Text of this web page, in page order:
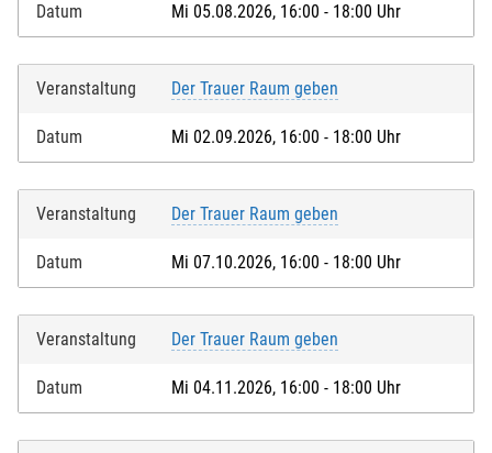
Datum Mi 05.08.2026, 16:00 - 18:00 Uhr
Veranstaltung Der Trauer Raum geben
Datum Mi 02.09.2026, 16:00 - 18:00 Uhr
Veranstaltung Der Trauer Raum geben
Datum Mi 07.10.2026, 16:00 - 18:00 Uhr
Veranstaltung Der Trauer Raum geben
Datum Mi 04.11.2026, 16:00 - 18:00 Uhr